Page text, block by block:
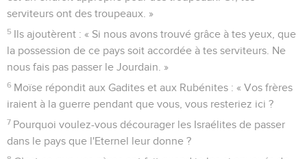
serviteurs feront ce que mon seigneur ordonne.
Nos petits enfants, nos femmes, nos troupeaux et tout
notre bétail resteront dans les villes de Galaad,
tandis que tes serviteurs, tous équipés pour la guerre,
iront combattre devant l'Eternel conformément à la parole de
mon seigneur. »
Moïse donna des ordres à leur sujet au prêtre Eléazar, à
Josué, fils de Nun, et aux chefs de famille dans les tribus des